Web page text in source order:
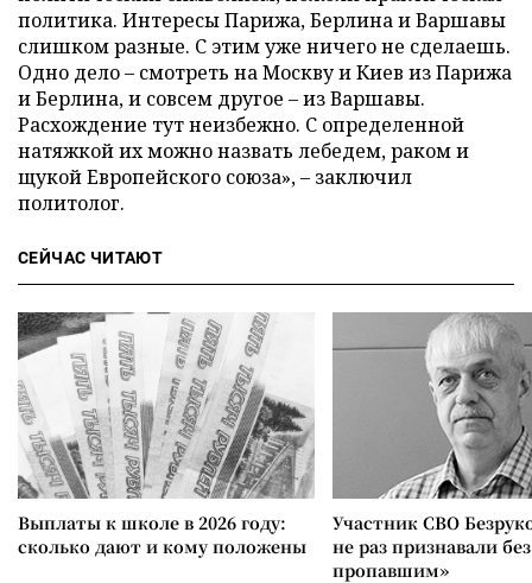
политика. Интересы Парижа, Берлина и Варшавы
слишком разные. С этим уже ничего не сделаешь.
Одно дело – смотреть на Москву и Киев из Парижа
и Берлина, и совсем другое – из Варшавы.
Расхождение тут неизбежно. С определенной
натяжкой их можно назвать лебедем, раком и
щукой Европейского союза», – заключил
политолог.
СЕЙЧАС ЧИТАЮТ
Выплаты к школе в 2026 году:
сколько дают и кому положены
Участник СВО
не раз признавали
пропавшим»